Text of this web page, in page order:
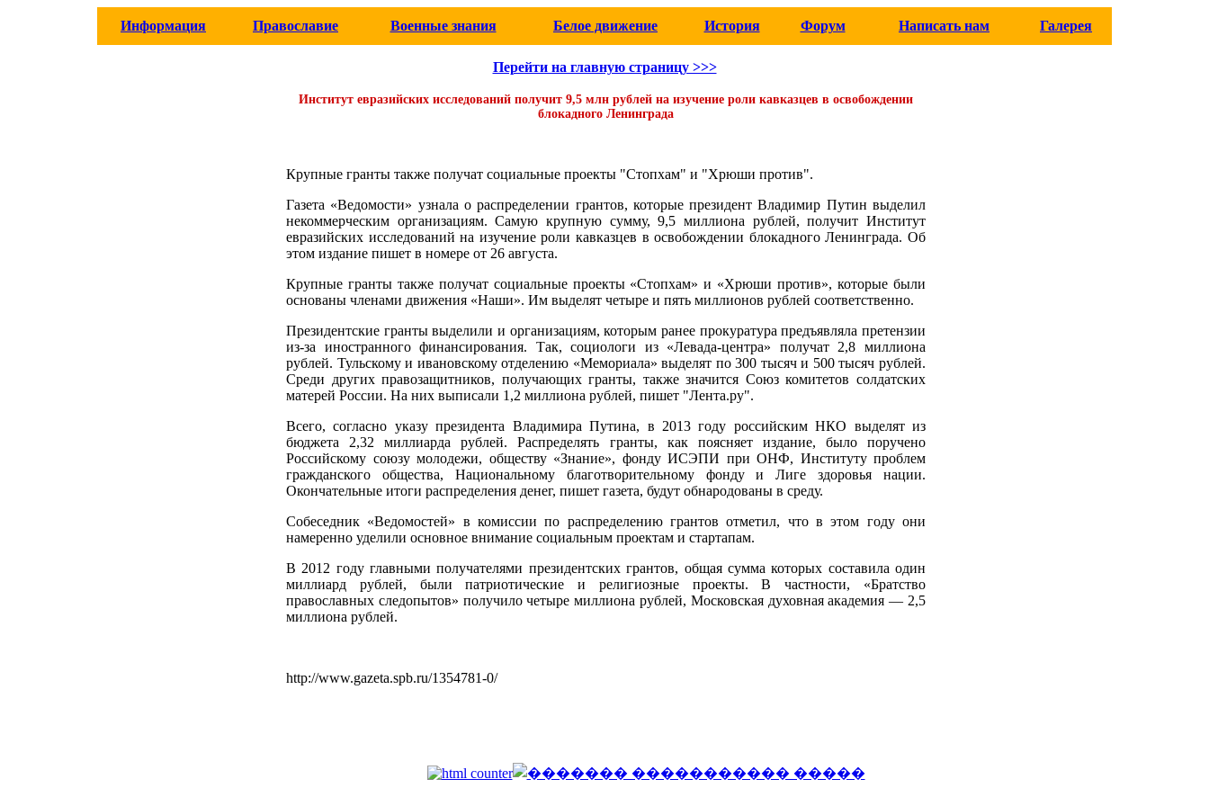
Информация Православие Военные знания Белое движение История Форум Написать нам Галерея
Перейти на главную страницу >>>
Институт евразийских исследований получит 9,5 млн рублей на изучение роли кавказцев в освобождении
блокадного Ленинграда
Крупные гранты также получат социальные проекты "Стопхам" и "Хрюши против".
Газета «Ведомости» узнала о распределении грантов, которые президент Владимир Путин выделил
некоммерческим организациям. Самую крупную сумму, 9,5 миллиона рублей, получит Институт
евразийских исследований на изучение роли кавказцев в освобождении блокадного Ленинграда. Об
этом издание пишет в номере от 26 августа.
Крупные гранты также получат социальные проекты «Стопхам» и «Хрюши против», которые были
основаны членами движения «Наши». Им выделят четыре и пять миллионов рублей соответственно.
Президентские гранты выделили и организациям, которым ранее прокуратура предъявляла претензии
из-за иностранного финансирования. Так, социологи из «Левада-центра» получат 2,8 миллиона
рублей. Тульскому и ивановскому отделению «Мемориала» выделят по 300 тысяч и 500 тысяч рублей.
Среди других правозащитников, получающих гранты, также значится Союз комитетов солдатских
матерей России. На них выписали 1,2 миллиона рублей, пишет "Лента.ру".
Всего, согласно указу президента Владимира Путина, в 2013 году российским НКО выделят из
бюджета 2,32 миллиарда рублей. Распределять гранты, как поясняет издание, было поручено
Российскому союзу молодежи, обществу «Знание», фонду ИСЭПИ при ОНФ, Институту проблем
гражданского общества, Национальному благотворительному фонду и Лиге здоровья нации.
Окончательные итоги распределения денег, пишет газета, будут обнародованы в среду.
Собеседник «Ведомостей» в комиссии по распределению грантов отметил, что в этом году они
намеренно уделили основное внимание социальным проектам и стартапам.
В 2012 году главными получателями президентских грантов, общая сумма которых составила один
миллиард рублей, были патриотические и религиозные проекты. В частности, «Братство
православных следопытов» получило четыре миллиона рублей, Московская духовная академия — 2,5
миллиона рублей.
http://www.gazeta.spb.ru/1354781-0/